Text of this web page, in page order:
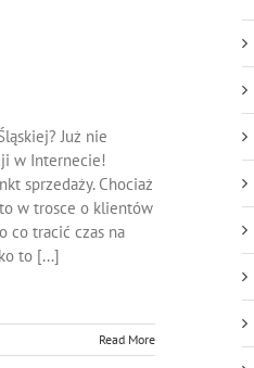
Już nie
w Internecie!
sprzedaży. Chociaż
w trosce o klientów
co tracić czas na
to [...]
Read More